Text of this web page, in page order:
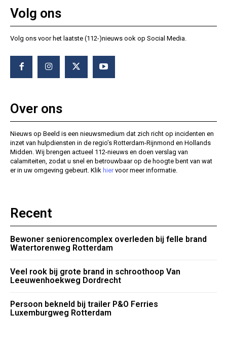
Volg ons
Volg ons voor het laatste (112-)nieuws ook op Social Media.
Over ons
Nieuws op Beeld is een nieuwsmedium dat zich richt op incidenten en
inzet van hulpdiensten in de regio’s Rotterdam-Rijnmond en Hollands
Midden. Wij brengen actueel 112-nieuws en doen verslag van
calamiteiten, zodat u snel en betrouwbaar op de hoogte bent van wat
er in uw omgeving gebeurt. Klik hiervoor meer informatie.
Recent
Bewoner seniorencomplex overleden bij felle brand
Watertorenweg Rotterdam
Veel rook bij grote brand in schroothoop Van
Leeuwenhoekweg Dordrecht
Persoon bekneld bij trailer P&O Ferries
Luxemburgweg Rotterdam